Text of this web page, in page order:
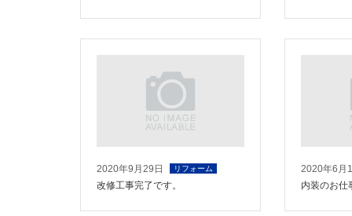
2020年9月29日 リフォーム
改修工事完了です。
2020年6月
内装のお仕